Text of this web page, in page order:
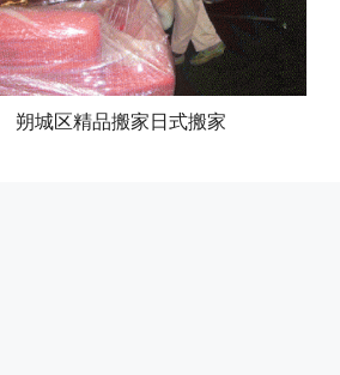
朔城区精品搬家日式搬家